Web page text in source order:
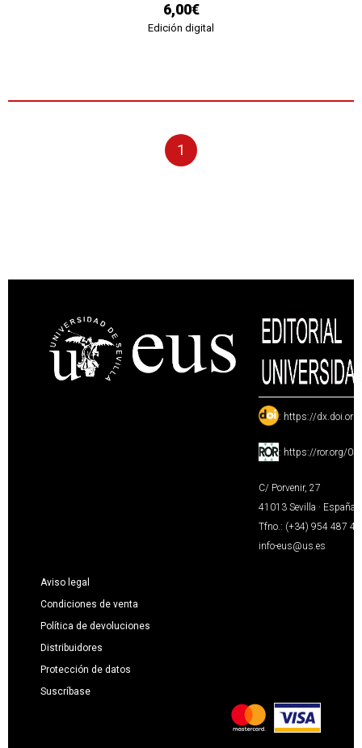
6,00€
Edición digital
1
: https://
: https://ror.org/
C/ Porvenir, 27
41013 Sevilla · España
Tfno.: (+34) 954 487
info-eus@us.es
Aviso legal
Condiciones de venta
Política de devoluciones
Distribuidores
Protección de datos
Suscríbase